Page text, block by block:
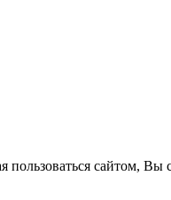
сайтом, Вы